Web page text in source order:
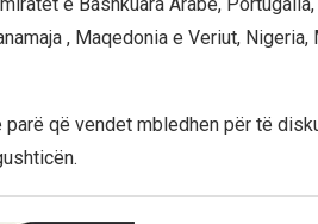
, Maqedonia e Veriut,
që vendet mbledhen për të